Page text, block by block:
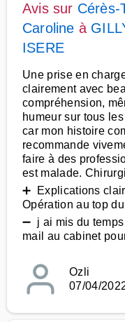
Avis sur Cérès-
Caroline à
ISERE
Une prise en
clairement avec
compréhension,
humeur sur tous
car mon histoire
recommande
faire à des
est malade.
➕ Explications
Opération au top
➖ j ai mis du
mail au cabinet
Ozli
07/04/